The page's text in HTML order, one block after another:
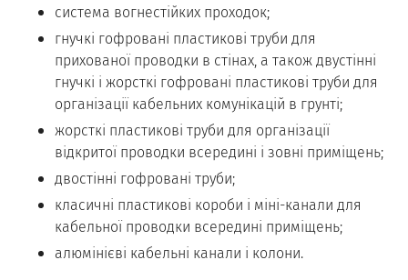
система вогнестійких проходок;
гнучкі гофровані пластикові труби для
прихованої проводки в стінах, а також двустінні
гнучкі і жорсткі гофровані пластикові труби для
організації кабельних комунікацій в грунті;
жорсткі пластикові труби для організації
відкритої проводки всередині і зовні приміщень;
двостінні гофровані труби;
класичні пластикові короби і міні-канали для
кабельної проводки всередині приміщень;
алюмінієві кабельні канали і колони.